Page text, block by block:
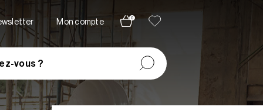
Mon compte
0
vous ?